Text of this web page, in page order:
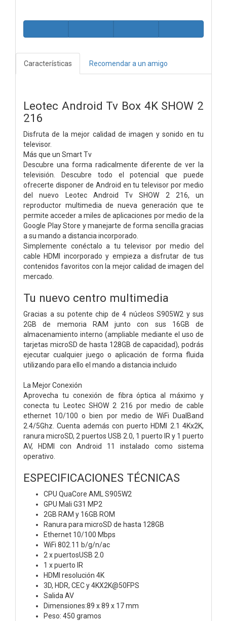
Características Recomendar a un amigo
Leotec Android Tv Box 4K SHOW 2
216
Disfruta de la mejor calidad de imagen y sonido en tu
televisor.
Más que un Smart Tv
Descubre una forma radicalmente diferente de ver la
televisión. Descubre todo el potencial que puede
ofrecerte disponer de Android en tu televisor por medio
del nuevo Leotec Android Tv SHOW 2 216, un
reproductor multimedia de nueva generación que te
permite acceder a miles de aplicaciones por medio de la
Google Play Store y manejarte de forma sencilla gracias
a su mando a distancia incorporado.
Simplemente conéctalo a tu televisor por medio del
cable HDMI incorporado y empieza a disfrutar de tus
contenidos favoritos con la mejor calidad de imagen del
mercado.
Tu nuevo centro multimedia
Gracias a su potente chip de 4 núcleos S905W2 y sus
2GB de memoria RAM junto con sus 16GB de
almacenamiento interno (ampliable mediante el uso de
tarjetas microSD de hasta 128GB de capacidad), podrás
ejecutar cualquier juego o aplicación de forma fluida
utilizando para ello el mando a distancia incluido
La Mejor Conexión
Aprovecha tu conexión de fibra óptica al máximo y
conecta tu Leotec SHOW 2 216 por medio de cable
ethernet 10/100 o bien por medio de WiFi DualBand
2.4/5Ghz. Cuenta además con puerto HDMI 2.1 4Kx2K,
ranura microSD, 2 puertos USB 2.0, 1 puerto IR y 1 puerto
AV, HDMI con Android 11 instalado como sistema
operativo.
ESPECIFICACIONES TÉCNICAS
CPU QuaCore AML S905W2
GPU Mali G31 MP2
2GB RAM y 16GB ROM
Ranura para microSD de hasta 128GB
Ethernet 10/100 Mbps
WiFi 802.11 b/g/n/ac
2 x puertosUSB 2.0
1 x puerto IR
HDMI resolución 4K
3D, HDR, CEC y 4KX2K@50FPS
Salida AV
Dimensiones:89 x 89 x 17 mm
Peso: 450 gramos